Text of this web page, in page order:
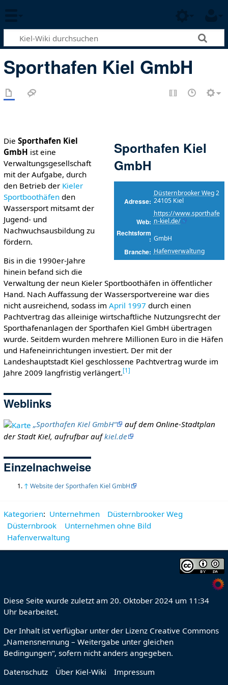
Sporthafen Kiel GmbH
Sporthafen Kiel
GmbH
Adresse
Düsternbrooker Weg2
24105 Kiel
Web
https://www.sporthafe
n-kiel.de/
Rechtsform
GmbH
Branche Hafenverwaltung
Die Sporthafen Kiel
GmbH ist eine
Verwaltungsgesellschaft
mit der Aufgabe, durch
den Betrieb der Kieler
Sportboothäfenden
Wassersport mitsamt der
Jugend- und
Nachwuchsausbildung zu
fördern.
Bis in die 1990er-Jahre
hinein befand sich die
Verwaltung der neun Kieler Sportboothäfen in öffentlicher
Hand. Nach Auffassung der Wassersportvereine war dies
nicht ausreichend, sodass im April 1997 durch einen
Pachtvertrag das alleinige wirtschaftliche Nutzungsrecht der
Sporthafenanlagen der Sporthafen Kiel GmbH übertragen
wurde. Seitdem wurden mehrere Millionen Euro in die Häfen
und Hafeneinrichtungen investiert. Der mit der
Landeshauptstadt Kiel geschlossene Pachtvertrag wurde im
Jahre 2009 langfristig verlängert.[1 ]
Weblinks
„Sporthafen Kiel GmbH“
auf dem Online-Stadtplan
der Stadt Kiel, aufrufbar aufkiel.de
Einzelnachweise
↑ Website der Sporthafen Kiel GmbH
Kategorien: Unternehmen
Düsternbrooker Weg
Düsternbrook
Unternehmen ohne Bild
Hafenverwaltung
Diese Seite wurde zuletzt am 20. Oktober 2024 um 11:34
Uhr bearbeitet.
Der Inhalt ist verfügbar unter der Lizenz Creative Commons
„Namensnennung – Weitergabe unter gleichen
Bedingungen“, sofern nicht anders angegeben.
Datenschutz
Über Kiel-Wiki Impressum